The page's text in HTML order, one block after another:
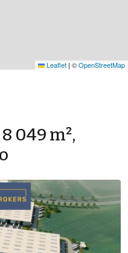
Leaflet | ©OpenStreetMap
049 m²,